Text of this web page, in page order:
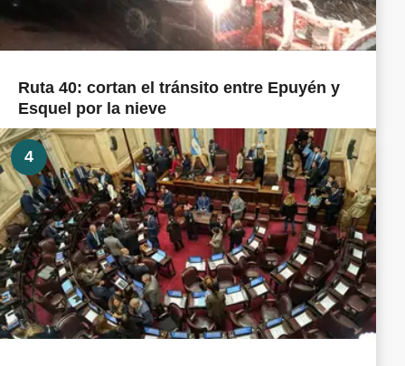
Ruta 40: cortan el tránsito entre Epuyén y
Esquel por la nieve
4